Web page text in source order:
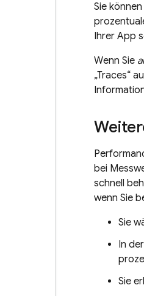
Sie
Ihrer App
Wenn Sie
„Traces“
bei
schnell
wenn Sie
Sie
In
Sie